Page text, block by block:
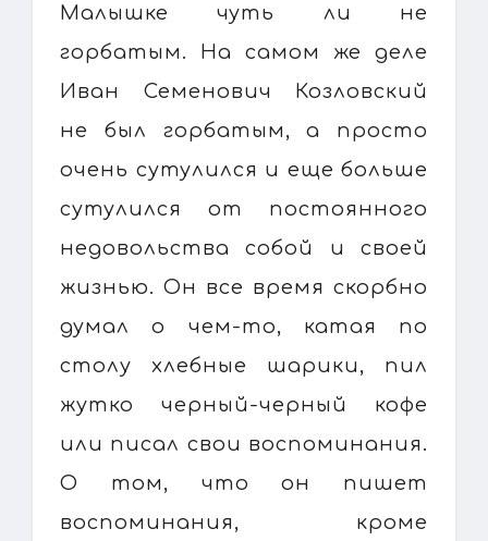
Малышке чуть ли не
горбатым. На самом же деле
Иван Семенович Козловский
не был горбатым, а просто
очень сутулился и еще больше
сутулился от постоянного
недовольства собой и своей
жизнью. Он все время скорбно
думал о чем-то, катая по
столу хлебные шарики, пил
жутко черный-черный кофе
или писал свои воспоминания.
О том, что он пишет
воспоминания, кроме